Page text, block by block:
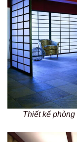
Thiết kế